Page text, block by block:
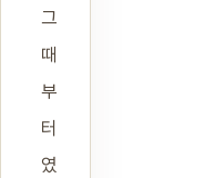
그
때
부
터
였